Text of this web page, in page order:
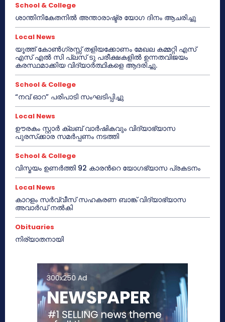
School & College
ശാന്തിനികേതനിൽ അന്താരാഷ്ട്ര യോഗ ദിനം ആചരിച്ചു
Local News
യൂത്ത് കോൺഗ്രസ്സ് തളിയക്കോണം മേഖല കമ്മറ്റി എസ്
എസ് എൽ സി പ്ലസ് ടു പരീക്ഷകളിൽ ഉന്നതവിജയം
കരസ്ഥമാക്കിയ വിദ്യാർത്ഥികളെ ആദരിച്ചു.
School & College
“നവ് ഓറ” പരിപാടി സംഘടിപ്പിച്ചു
Local News
ഊരകം സ്റ്റാർ ക്ലബ് വാർഷികവും വിദ്യാഭ്യാസ
പുരസ്‌ക്കാര സമർപ്പണം നടത്തി
School & College
വിസ്മയം ഉണർത്തി 92 കാരൻറെ യോഗഭ്യാസ പ്രകടനം
Local News
കാറളം സർവ്വീസ് സഹകരണ ബാങ്ക് വിദ്യാഭ്യാസ
അവാർഡ് നൽകി
Obituaries
നിര്യാതനായി